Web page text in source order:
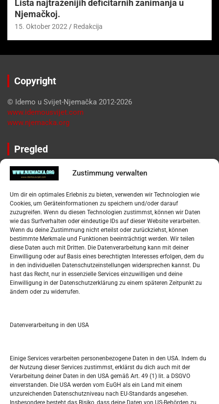
Zustimmung verwalten
Um dir ein optimales Erlebnis zu bieten, verwenden wir Technologien wie
Cookies, um Geräteinformationen zu speichern und/oder darauf
zuzugreifen. Wenn du diesen Technologien zustimmst, können wir Daten
wie das Surfverhalten oder eindeutige IDs auf dieser Website verarbeiten.
Wenn du deine Zustimmung nicht erteilst oder zurückziehst, können
bestimmte Merkmale und Funktionen beeinträchtigt werden. Wir teilen
diese Daten auch mit Dritten. Die Datenverarbeitung kann mit deiner
Einwilligung oder auf Basis eines berechtigten Interesses erfolgen, dem du
in den individuellen Datenschutzeinstellungen widersprechen kannst. Du
hast das Recht, nur in essenzielle Services einzuwilligen und deine
Einwilligung in der Datenschutzerklärung zu einem späteren Zeitpunkt zu
ändern oder zu widerrufen.
Datenverarbeitung in den USA
Einige Services verarbeiten personenbezogene Daten in den USA. Indem du
der Nutzung dieser Services zustimmst, erklärst du dich auch mit der
Verarbeitung deiner Daten in den USA gemäß Art. 49 (1) lit. a DSGVO
einverstanden. Die USA werden vom EuGH als ein Land mit einem
unzureichenden Datenschutzniveau nach EU-Standards angesehen.
Insbesondere besteht das Risiko, dass deine Daten von US-Behörden zu
Lista najtraženijih deficitarnih zanimanja u
Njemačkoj.
15. Oktober 2022 Redakcija
Copyright
© Idemo u Svijet-Njemačka 2012-2026
www.idemousvijet.com
www.njemacka.org
Pregled
Impressum
Datenschutzerklärung
Widerufsbelehrung
Oglašavanje / Postavite svoj oglas
Tko je “Idemo u Svijet – Njemačka?
Pretražite stranicu:
S
e
a
h
M D M D F S S
1
3 4 5 6 7 8